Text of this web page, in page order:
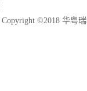
Copyright ©2018 华粤